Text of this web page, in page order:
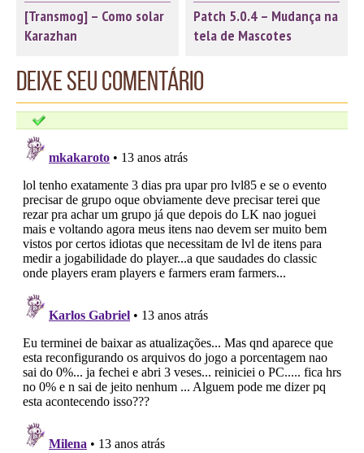
[Transmog] – Como solar
Karazhan
Patch 5.0.4 – Mudança na
tela de Mascotes
Deixe seu comentário